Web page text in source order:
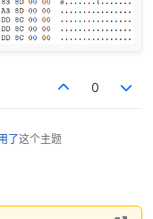
0
了这个主题